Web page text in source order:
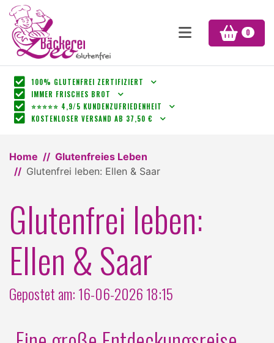
0
100% GLUTENFREI ZERTIFIZIERT
IMMER FRISCHES BROT
⭐⭐⭐⭐⭐ 4,9/5 KUNDENZUFRIEDENHEIT
KOSTENLOSER VERSAND AB 37,50 €
Home
Glutenfreies Leben
Glutenfrei leben: Ellen & Saar
Glutenfrei leben:
Ellen & Saar
Gepostet am: 16-06-2026 18:15